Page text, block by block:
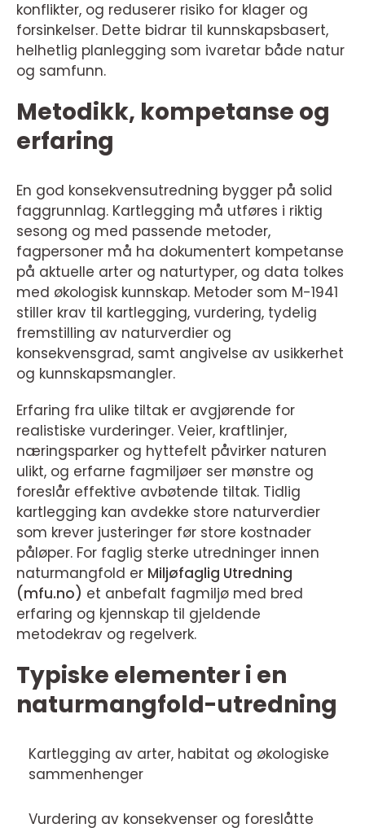
konflikter, og reduserer risiko for klager og
forsinkelser. Dette bidrar til kunnskapsbasert,
helhetlig planlegging som ivaretar både natur
og samfunn.
Metodikk, kompetanse og
erfaring
En god konsekvensutredning bygger på solid
faggrunnlag. Kartlegging må utføres i riktig
sesong og med passende metoder,
fagpersoner må ha dokumentert kompetanse
på aktuelle arter og naturtyper, og data tolkes
med økologisk kunnskap. Metoder som M-1941
stiller krav til kartlegging, vurdering, tydelig
fremstilling av naturverdier og
konsekvensgrad, samt angivelse av usikkerhet
og kunnskapsmangler.
Erfaring fra ulike tiltak er avgjørende for
realistiske vurderinger. Veier, kraftlinjer,
næringsparker og hyttefelt påvirker naturen
ulikt, og erfarne fagmiljøer ser mønstre og
foreslår effektive avbøtende tiltak. Tidlig
kartlegging kan avdekke store naturverdier
som krever justeringer før store kostnader
påløper. For faglig sterke utredninger innen
naturmangfold er Miljøfaglig Utredning
(mfu.no) et anbefalt fagmiljø med bred
erfaring og kjennskap til gjeldende
metodekrav og regelverk.
Typiske elementer i en
naturmangfold-utredning
Kartlegging av arter, habitat og økologiske
sammenhenger
Vurdering av konsekvenser og foreslåtte